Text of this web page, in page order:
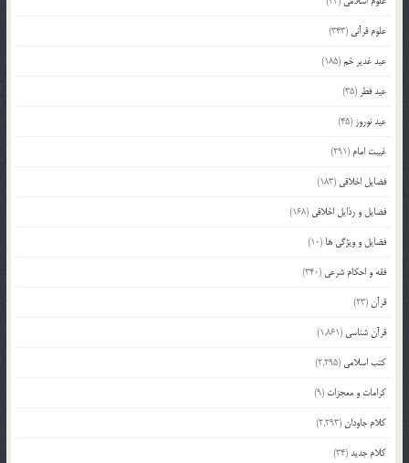
علوم قرآنی (343)
عید غدیر خم(185)
عید فطر (35)
عید نوروز (45)
غیبت امام (291)
فضایل اخلاقی (183)
فضایل و رذایل اخلاقی (168)
فضایل و ویژگی ها (10)
فقه و احکام شرعی (340)
قرآن(23)
قرآن شناسی (1,861)
کتب اسلامی (2,295)
کرامات و معجزات (9)
کلام جاودان(2,293)
کلام جدید(34)